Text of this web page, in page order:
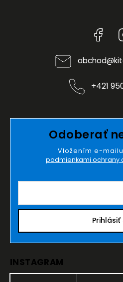
obchod@
+421
Odoberať
Vložením e-
podmienkami ochrany
Prihlásiť
INSTAGRAM